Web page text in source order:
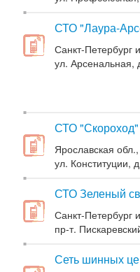
СТО "Лаура-
Санкт-Петербург
ул. Арсенальная,
СТО "Скороход"
Ярославская
ул. Конституции,
СТО Зеленый
Санкт-Петербург
пр-т.
Сеть шинных